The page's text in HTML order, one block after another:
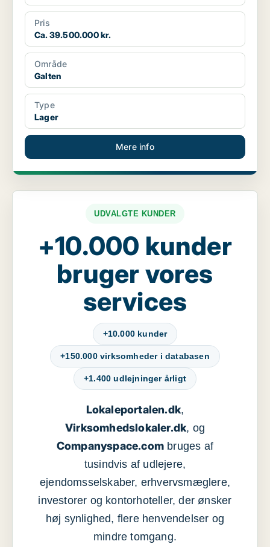
Pris
Ca. 39.500.000 kr.
Område
Galten
Type
Lager
Mere info
UDVALGTE KUNDER
+10.000 kunder
bruger vores
services
+10.000 kunder
+150.000 virksomheder i databasen
+1.400 udlejninger årligt
Lokaleportalen.dk,
Virksomhedslokaler.dk, og
Companyspace.com bruges af
tusindvis af udlejere,
ejendomsselskaber, erhvervsmæglere,
investorer og kontorhoteller, der ønsker
høj synlighed, flere henvendelser og
mindre tomgang.